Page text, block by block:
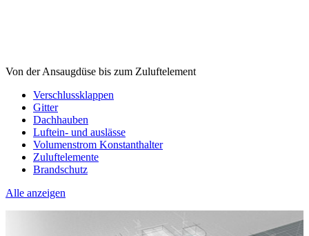
Von der Ansaugdüse bis zum Zuluftelement
Verschlussklappen
Gitter
Dachhauben
Luftein- und auslässe
Volumenstrom Konstanthalter
Zuluftelemente
Brandschutz
Alle anzeigen